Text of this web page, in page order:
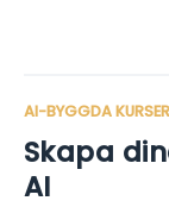
AI-BYGGDA KURSER
Skapa
AI